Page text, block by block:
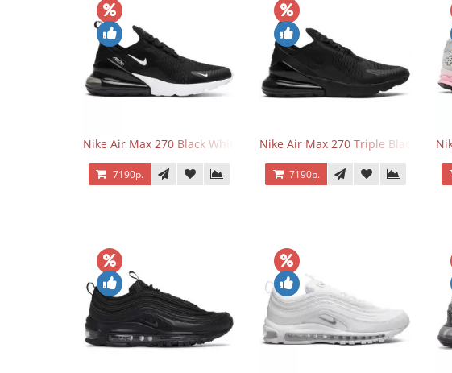
Nike Air Max 270 Black White
7190р.
Nike Air Max 270 Triple Black
7190р.